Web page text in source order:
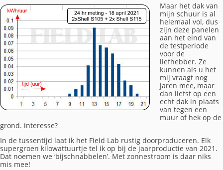
Maar het dak van
mijn schuur is al
helemaal vol, dus
zijn deze panelen
aan het eind van
de testperiode
voor de
liefhebber. Ze
kunnen als u het
mij vraagt nog
jaren mee, maar
dan liefst op een
echt dak in plaats
van tegen een
muur of hek op de
grond. interesse?
In de tussentijd laat ik het Field Lab rustig doorproduceren. Elk
supergroen kilowattuurtje tel ik op bij de jaarproductie van 2021.
Dat noemen we ‘bijschnabbelen’. Met zonnestroom is daar niks
mis mee!